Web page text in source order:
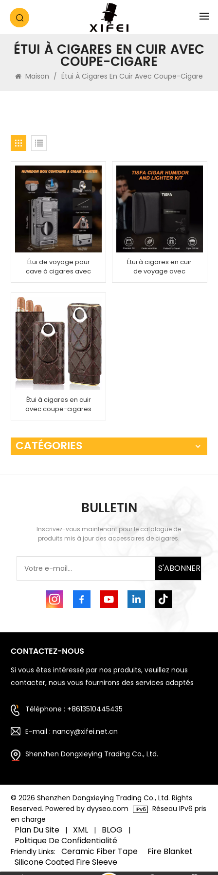
ÉTUI À CIGARES EN CUIR AVEC
COUPE-CIGARE
Maison / Étui À Cigares En Cuir Avec Coupe-Cigare
Étui de voyage pour
cave à cigares avec
allume-cigare 5 en 1,
Étui à cigares en cuir
de voyage avec
allume-torche pour 6
Étui à cigares en cuir
avec coupe-cigares
pour 2-4 cigares
CATÉGORIES
BULLETIN
Inscrivez-vous maintenant pour le catalogue de
produits mis à jour des accessoires de cigares.
S'ABONNER
CONTACTEZ-NOUS
Si vous êtes intéressé par nos produits, veuillez nous
contacter, nous vous fournirons des services adaptés
Téléphone : +8613510445435
E-mail : nancy@xifei.net.cn
Shenzhen Dongxieying Trading Co., Ltd.
© 2026 Shenzhen Dongxieying Trading Co., Ltd. Rights
Reserved. Powered by dyyseo.com
Réseau IPv6 pris
en charge
Plan Du Site | XML | BLOG |
Politique De Confidentialité
Friendly Links: Ceramic Fiber Tape
Fire Blanket
Silicone Coated Fire Sleeve